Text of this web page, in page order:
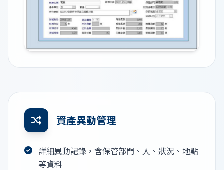
資產異動管理
詳細異動記錄，含保管部門、人、狀況、地點
等資料